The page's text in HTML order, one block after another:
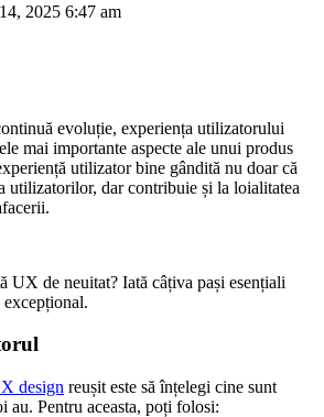
2025 6:47 am
evoluție, experiența utilizatorului
mai importante aspecte ale unui produs
utilizator bine gândită nu doar că
utilizatorilor, dar contribuie și la loialitatea
UX de neuitat? Iată câțiva pași esențiali
excepțional.
design reușit este să înțelegi cine sunt
au. Pentru aceasta, poți folosi: